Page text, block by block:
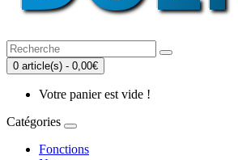
0 article(s) - 0,00€
Votre panier est vide !
Catégories
Fonctions